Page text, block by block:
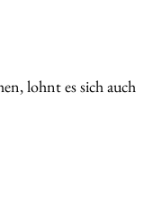
lohnt es sich auch